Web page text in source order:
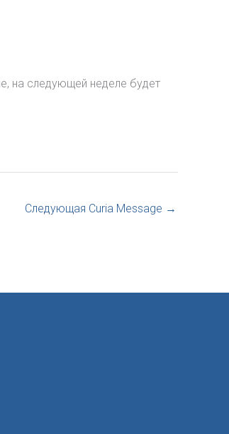
на следующей неделе будет
Следующая Curia Message →